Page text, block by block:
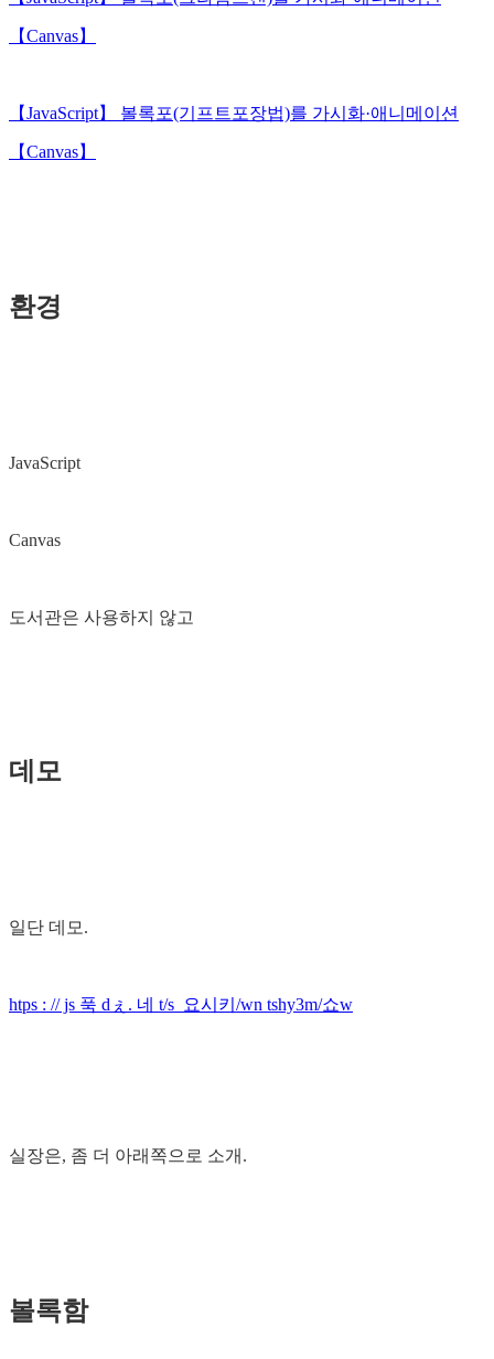
【Canvas】
【JavaScript】 볼록포(기프트포장법)를 가시화·애니메이션
【Canvas】
환경
JavaScript
Canvas
도서관은 사용하지 않고
데모
일단 데모.
htps : // js 푹 dぇ. 네 t/s_요시키/wn tshy3m/쇼w
실장은, 좀 더 아래쪽으로 소개.
볼록함